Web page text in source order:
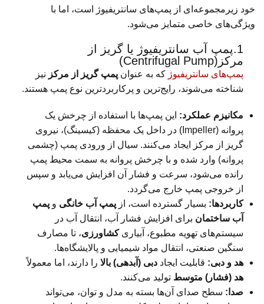
خود زیرمجموعه‌ای از پمپ‌های سانتریفیوژ است، اما با
ویژگی‌های خاصی متمایز می‌شود.
1.پمپ آب سانتریفیوژ یا گریز از
مرکز(Centrifugal Pump)
پمپ‌های سانتریفیوژ که به عنوان پمپ گریز از مرکز نیز
شناخته می‌شوند، رایج‌ترین و پرکاربردترین نوع پمپ هستند.
مکانیزم عملکرد: این پمپ‌ها با استفاده از چرخش یک
پروانه (Impeller) در داخل یک محفظه (کیسینگ)، نیروی
گریز از مرکز ایجاد می‌کنند. سیال از ورودی پمپ (چشمی
پروانه) وارد شده و با چرخش پروانه به سمت محیط پمپ
رانده می‌شود، سرعت و فشار آن افزایش می‌یابد و سپس
از خروجی پمپ خارج می‌گردد.
کاربردها: بسیار گسترده است، از پمپ آب خانگی و پمپ
آب ساختمان برای افزایش فشار آب، انتقال آب در
سیستم‌های تهویه مطبوع، آبیاریکشاورزی، تا مصارف
سنگین صنعتی، انتقال مواد شیمیایی و پالایشگاه‌ها.
هد و دبی: قابلیت ایجاد دبی (آبدهی) بالا را دارند، اما معمولاً
هد (فشار) متوسط تولید می‌کنند.
صدا: سطح صدای آن‌ها بسته به مدل و توان، می‌تواند